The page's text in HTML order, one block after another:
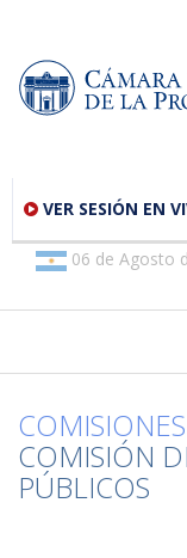
VER SESIÓN EN
06 de Agosto
COMISIÓN
PÚBLICOS